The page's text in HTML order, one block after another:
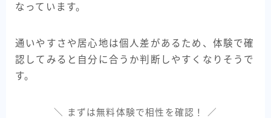
なっています。
通いやすさや居心地は個人差があるため、体験で確
認してみると自分に合うか判断しやすくなりそうで
す。
＼ まずは無料体験で相性を確認！ ／